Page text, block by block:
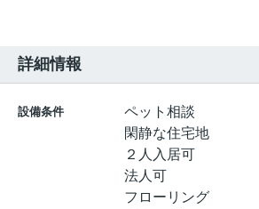
詳細情報
設備条件
ペット相談
閑静な住宅地
２人入居可
法人可
フローリング